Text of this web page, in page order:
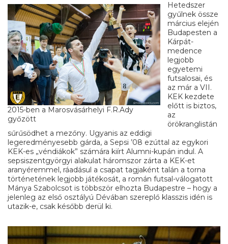
2015-ben a Marosvásárhelyi F.R.Ady
győzött
Hetedszer
gyűlnek össze
március elején
Budapesten a
Kárpát-
medence
legjobb
egyetemi
futsalosai, és
az már a VII.
KEK kezdete
előtt is biztos,
az
örökranglistán
sűrűsödhet a mezőny. Ugyanis az eddigi
legeredményesebb gárda, a Sepsi ’08 ezúttal az egykori
KEK-es „véndiákok” számára kiírt Alumni-kupán indul. A
sepsiszentgyörgyi alakulat háromszor zárta a KEK-et
aranyéremmel, ráadásul a csapat tagjaként talán a torna
történetének legjobb játékosát, a román futsal-válogatott
Mánya Szabolcsot is többször elhozta Budapestre – hogy a
jelenleg az első osztályú Dévában szereplő klasszis idén is
utazik-e, csak később derül ki.